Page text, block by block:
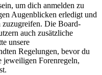
um dich anmelden zu
Augenblicken erledigt und
Die Board-
auch zusätzliche
unsere
Regelungen, bevor du
jeweiligen Forenregeln,